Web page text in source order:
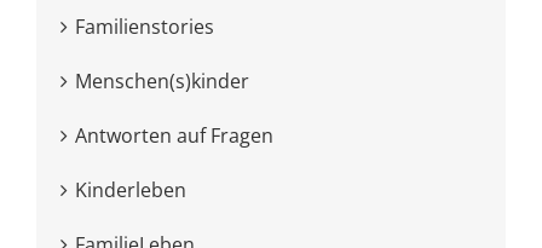
Familienstories
Menschen(s)kinder
Antworten auf Fragen
Kinderleben